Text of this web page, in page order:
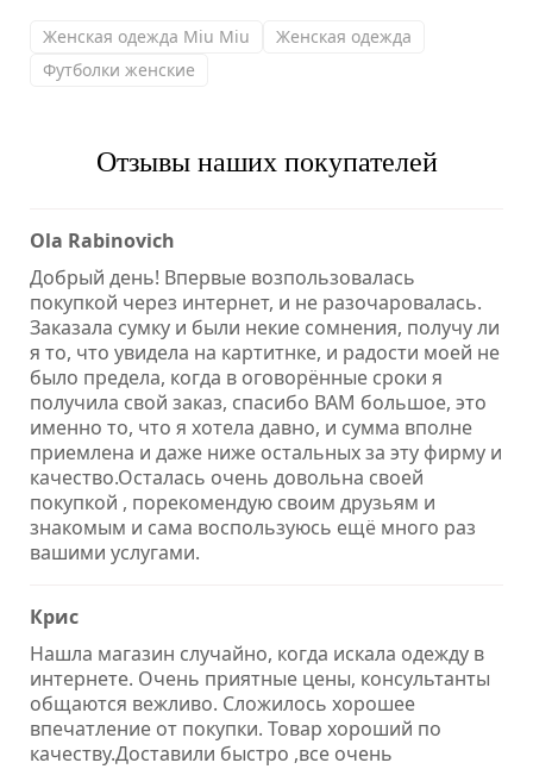
Женская одежда Miu Miu
Женская одежда
Футболки женские
Отзывы наших покупателей
Ola Rabinovich
Добрый день! Впервые возпользовалась
покупкой через интернет, и не разочаровалась.
Заказала сумку и были некие сомнения, получу ли
я то, что увидела на картитнке, и радости моей не
было предела, когда в оговорённые сроки я
получила свой заказ, спасибо ВАМ большое, это
именно то, что я хотела давно, и сумма вполне
приемлена и даже ниже остальных за эту фирму и
качество.Осталась очень довольна своей
покупкой , порекомендую своим друзьям и
знакомым и сама воспользуюсь ещё много раз
вашими услугами.
Крис
Нашла магазин случайно, когда искала одежду в
интернете. Очень приятные цены, консультанты
общаются вежливо. Сложилось хорошее
впечатление от покупки. Товар хороший по
качеству.Доставили быстро ,все очень